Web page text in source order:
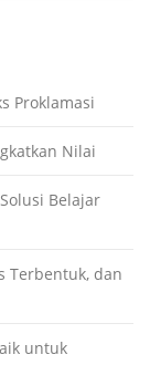
Proklamasi
Nilai
Belajar
Terbentuk, dan
untuk